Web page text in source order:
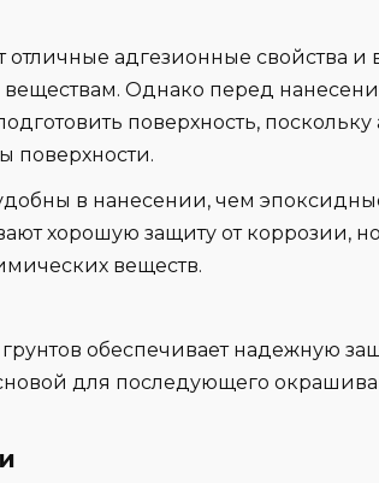
отличные адгезионные свойства и
Однако перед
поверхность, поскольку
поверхности.
в нанесении, чем
хорошую защиту от коррозии,
веществ.
обеспечивает надежную
для последующего